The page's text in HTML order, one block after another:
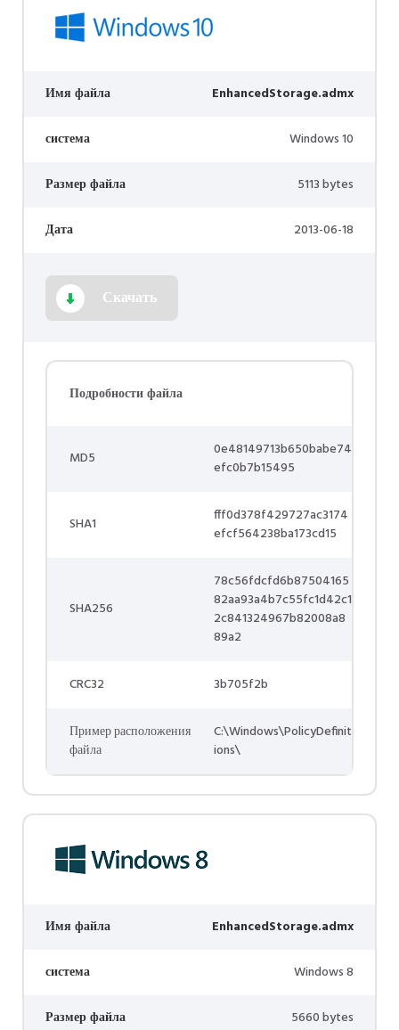
Имя файла EnhancedStorage.admx
система Windows 10
Размер файла 5113 bytes
Дата 2013-06-18
Скачать
Подробности файла
MD5
0e48149713b650babe74
efc0b7b15495
SHA1
fff0d378f429727ac3174
efcf564238ba173cd15
SHA256
78c56fdcfd6b87504165
82aa93a4b7c55fc1d42c1
2c841324967b82008a8
89a2
CRC32 3b705f2b
Пример расположения
файла
C:\Windows\PolicyDefinit
ions\
Имя файла EnhancedStorage.admx
система Windows 8
Размер файла 5660 bytes